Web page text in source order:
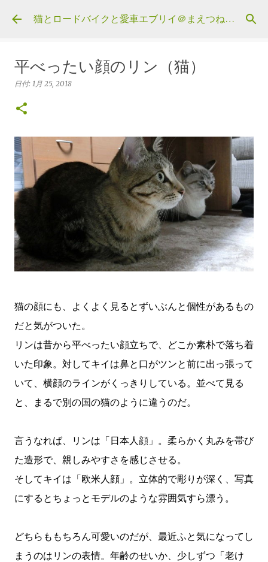
スキップしてメイン コンテンツに移動
平べったい顔のリン（猫）
日付: 1月 25, 2018
猫の顔にも、よくよく見るとずいぶんと個性があるもの
だと気がついた。
リンは昔から平べったい顔立ちで、どこか素朴で落ち着
いた印象。対してキイは鼻と口がツンと前に出っ張って
いて、横顔のラインがくっきりしている。並べて見る
と、まるで別の国の猫のように違うのだ。
言うなれば、リンは「日本人顔」。柔らかく丸みを帯び
た造形で、親しみやすさを感じさせる。
そしてキイは「欧米人顔」。立体的で彫りが深く、写真
にするとちょっとモデルのような雰囲気すら漂う。
どちらももちろん可愛いのだが、最近ふと気になってし
まうのはリンの表情。年齢のせいか、少しずつ「老け